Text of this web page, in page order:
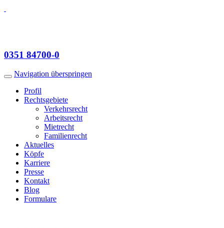
0351 84700-0
Navigation überspringen
Profil
Rechts­gebiete
Verkehrsrecht
Arbeitsrecht
Mietrecht
Famili­enrecht
Aktuelles
Köpfe
Karriere
Presse
Kontakt
Blog
Formulare